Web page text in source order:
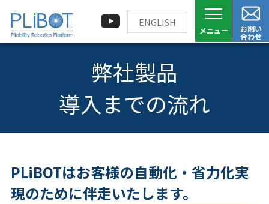
お問い
合わせ
ENGLISH
弊社製品
導入までの流れ
PLiBOTはお客様の自動化・省力化実
現のために伴走いたします。